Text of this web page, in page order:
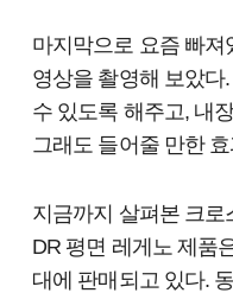
마지막으로 요즘 빠져
영상을 촬영해 보았
수 있도록 해주고, 내
그래도 들어줄 만한
지금까지 살펴본 크로
DR 평면 레게노 제품
대에 판매되고 있다.